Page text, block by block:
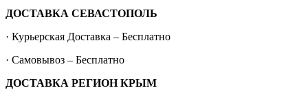
ДОСТАВКА СЕВАСТОПОЛЬ
· Курьерская Доставка – Бесплатно
· Самовывоз – Бесплатно
ДОСТАВКА РЕГИОН КРЫМ